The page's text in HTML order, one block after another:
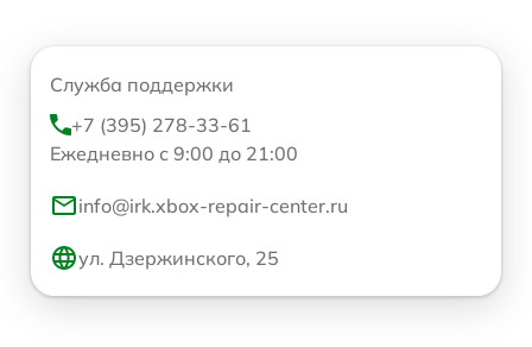
Служба поддержки
+7 (395) 278-33-61
Ежедневно с 9:00 до 21:00
info@irk.xbox-repair-center.ru
ул. Дзержинского, 25